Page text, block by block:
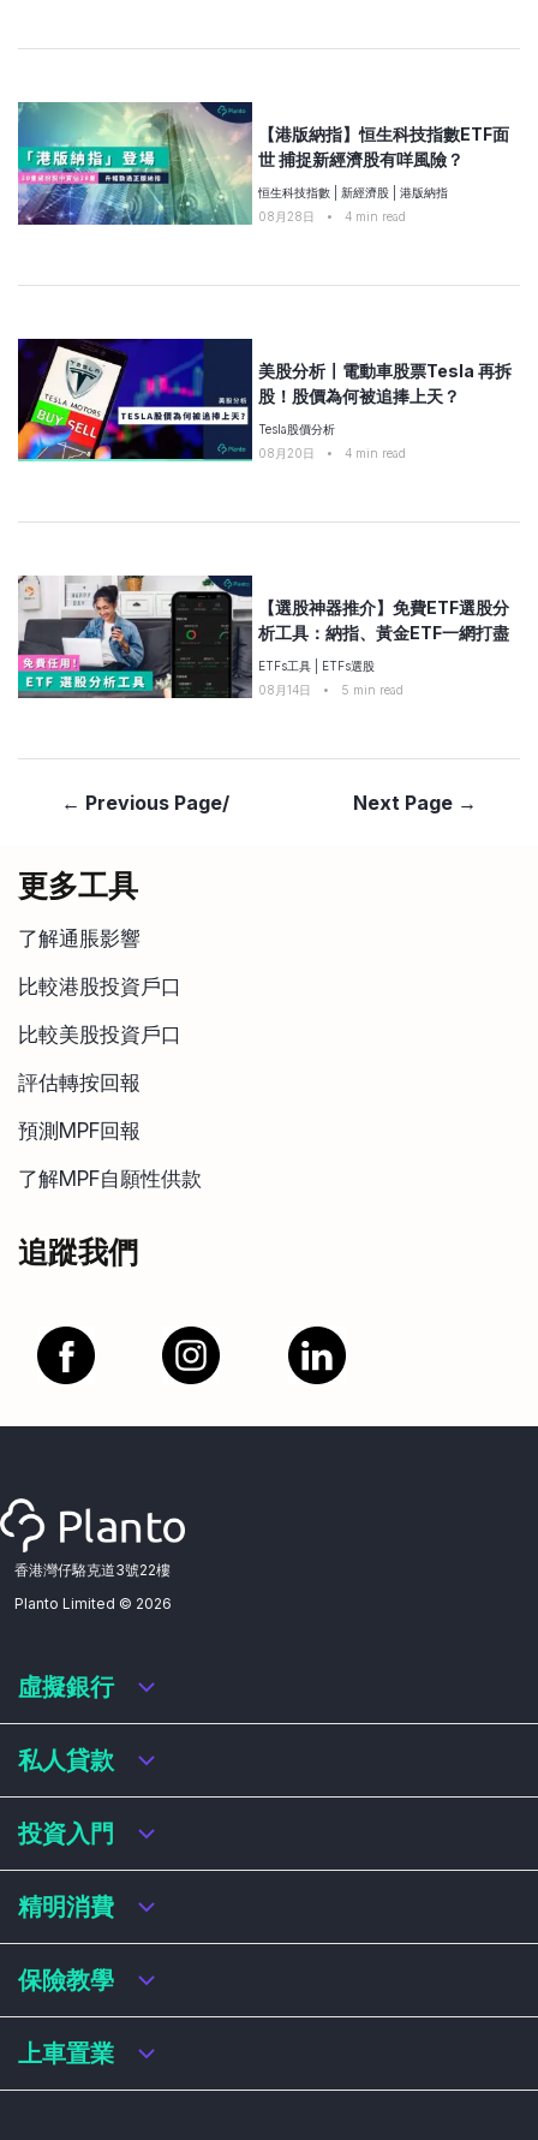
【港版納指】恒生科技指數ETF面
世 捕捉新經濟股有咩風險？
恒生科技指數 新經濟股
港版納指
08月28日
• 4 min read
美股分析〡電動車股票Tesla 再拆
股！股價為何被追捧上天？
Tesla股價分析
08月20日
• 4 min read
【選股神器推介】免費ETF選股分
析工具：納指、黃金ETF一網打盡
ETFs工具
ETFs選股
08月14日
• 5 min read
← Previous Page/ Next Page →
更多工具
了解通脹影響
比較港股投資戶口
比較美股投資戶口
評估轉按回報
預測MPF回報
了解MPF自願性供款
追蹤我們
香港灣仔駱克道3號22樓
Planto Limited © 2026
虛擬銀行
虛擬銀行迎新優惠
虛擬銀行存款利率比較
虛擬銀行銀扣賬卡 / 信用卡
虛擬銀行貸款
私人貸款
私人貸款年利率比較
網上即批貸款
結餘轉戶
稅務貸款
財務公司貸款
投資入門
港股戶口收費及迎新優惠
基金平台比較
買加密貨幣教學
精明消費
網購信用卡
飛行里數信用卡
學生信用卡
保險教學
買保險基本概念
上車置業